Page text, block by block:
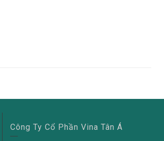
Công Ty Cổ Phần Vina Tân Á